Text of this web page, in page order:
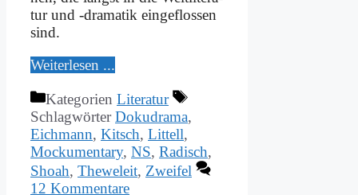
tur und ‑dra­ma­tik ein­ge­flos­sen
sind.
Wei­ter­le­sen ...
Kategorien Literatur
SchlagwörterDokudrama,
Eichmann, Kitsch, Littell,
Mockumentary, NS, Radisch,
Shoah, Theweleit, Zweifel
12 Kommentare